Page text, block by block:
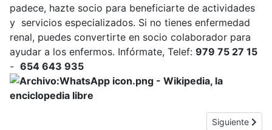
padece, hazte socio para beneficiarte de actividades
y servicios especializados. Si no tienes enfermedad
renal, puedes convertirte en socio colaborador para
ayudar a los enfermos. Infórmate, Telef: 979 75 27 15
- 654 643 935
Artículo
Siguiente